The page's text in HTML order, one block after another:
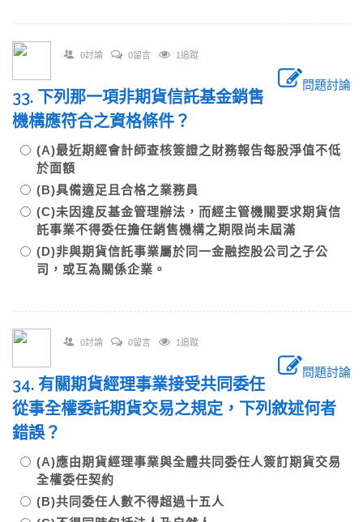
0討論 0留言 1追蹤
問題討論
33. 下列那一項非期貨信託基金銷售
機構應符合之資格條件？
(A)最近期經會計師查核簽證之財務報告每股淨值不低
於面額
(B)具備適足且合格之業務員
(C)未因違反基金管理辦法，而經主管機關要求期貨信
託事業不得委任擔任銷售機構之期限尚未屆滿
(D)非與期貨信託事業屬於同一金融控股公司之子公
司，或互為關係企業。
0討論 0留言 1追蹤
問題討論
34. 有關期貨經理事業接受共同委任
從事全權委託期貨交易之規定，下列敘述何者
錯誤？
(A)應由期貨經理事業與全體共同委任人簽訂期貨交易
全權委任契約
(B)共同委任人數不得超過十五人